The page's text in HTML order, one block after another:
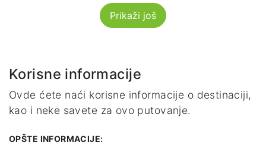
Prikaži još
Korisne informacije
Ovde ćete naći korisne informacije o destinaciji,
kao i neke savete za ovo putovanje.
OPŠTE INFORMACIJE: